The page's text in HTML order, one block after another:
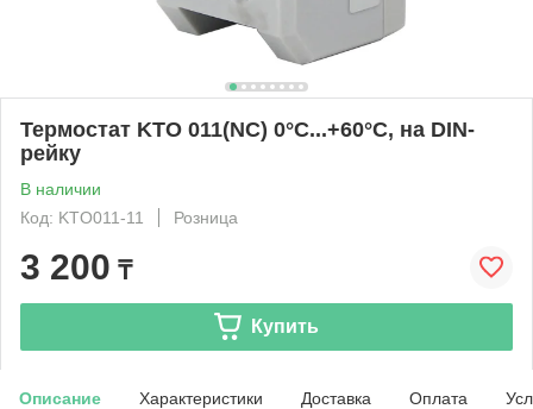
Термостат KTO 011(NC) 0°C...+60°C, на DIN-
рейку
В наличии
Код: KTO011-11
Розница
3 200 ₸
Купить
Описание Характеристики Доставка Оплата